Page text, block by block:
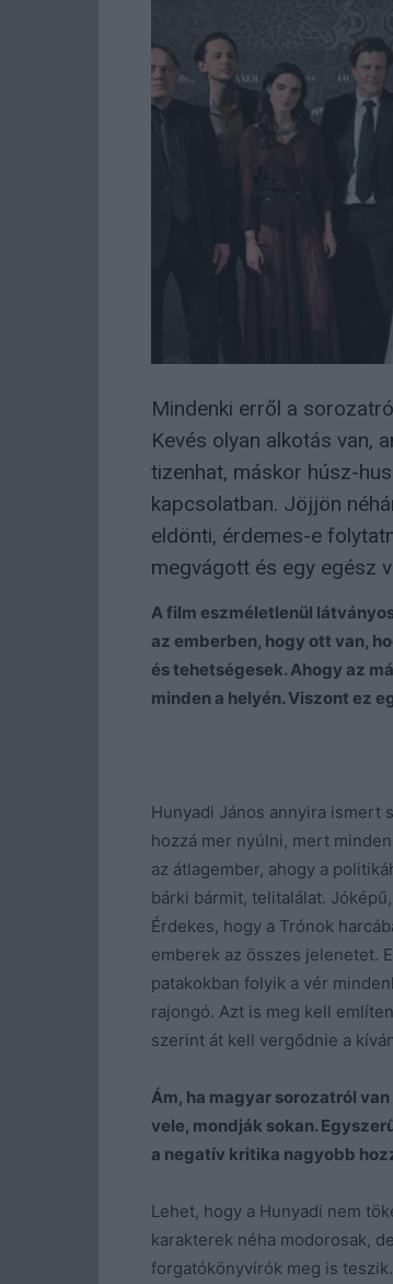
Mindenki erről a
Kevés olyan alkotás van,
tizenhat, máskor húsz-
kapcsolatban. Jöjjön
eldönti, érdemes-e
megvágott és egy egész
A film eszméletlenül
az emberben, hogy ott van,
és tehetségesek. Ahogy az
minden a helyén. Viszont ez
Hunyadi János annyira ismert
hozzá mer nyúlni, mert
az átlagember, ahogy a
bárki bármit, telitalálat.
Érdekes, hogy a Trónok
emberek az összes jelenetet.
patakokban folyik a vér
rajongó. Azt is meg kell
szerint át kell vergődnie a
Ám, ha magyar sorozatról
vele, mondják sokan.
a negatív kritika nagyobb
Lehet, hogy a Hunyadi nem
karakterek néha modorosak,
forgatókönyvírók meg is